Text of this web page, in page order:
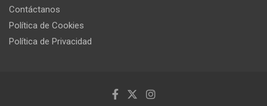
Contáctanos
Política de Cookies
Política de Privacidad